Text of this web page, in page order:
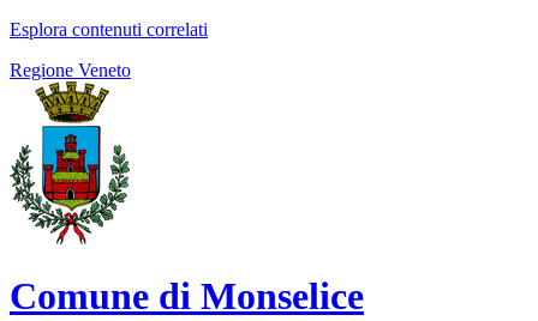
Esplora contenuti correlati
Regione Veneto
Comune di Monselice